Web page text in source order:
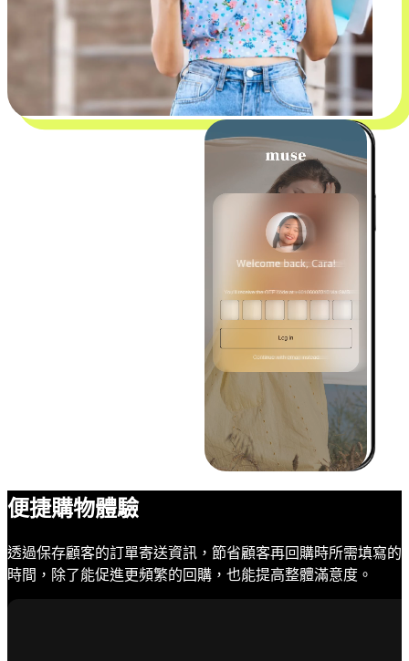
便捷購物體驗
透過保存顧客的訂單寄送資訊，節省顧客再回購時所需填寫的
時間，除了能促進更頻繁的回購，也能提高整體滿意度。